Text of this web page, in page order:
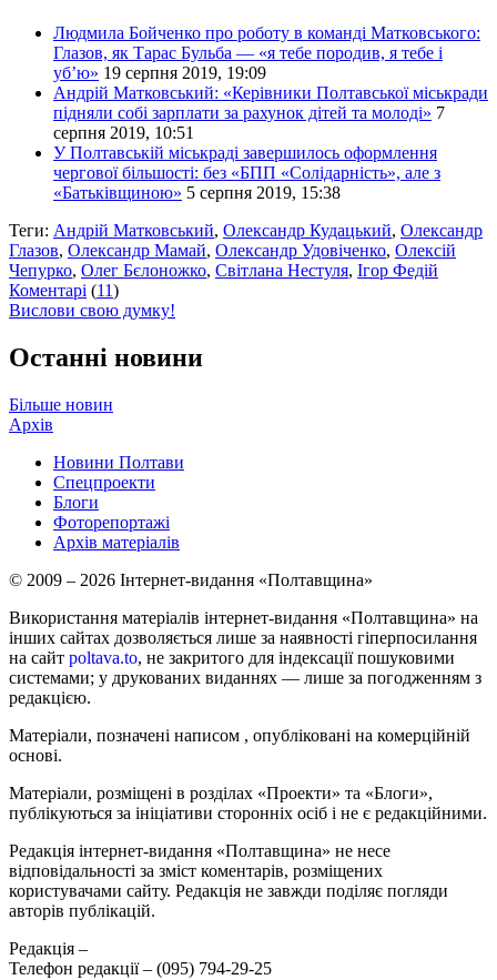
Людмила Бойченко про роботу в команді Матковського:
Глазов, як Тарас Бульба — «я тебе породив, я тебе і
уб’ю» 19 серпня 2019, 19:09
Андрій Матковський: «Керівники Полтавської міськради
підняли собі зарплати за рахунок дітей та молоді» 7
серпня 2019, 10:51
У Полтавській міськраді завершилось оформлення
чергової більшості: без «БПП «Солідарність», але з
«Батьківщиною» 5 серпня 2019, 15:38
Теги: Андрій Матковський, Олександр Кудацький, Олександр
Глазов, Олександр Мамай, Олександр Удовіченко, Олексій
Чепурко, Олег Бєлоножко, Світлана Нестуля, Ігор Федій
Коментарі (11)
Вислови свою думку!
Останні новини
Більше новин
Архів
Новини Полтави
Спецпроекти
Блоги
Фоторепортажі
Архів матеріалів
© 2009 – 2026 Інтернет-видання «Полтавщина»
Використання матеріалів інтернет-видання «Полтавщина» на
інших сайтах дозволяється лише за наявності гіперпосилання
на сайт poltava.to, не закритого для індексації пошуковими
системами; у друкованих виданнях — лише за погодженням з
редакцією.
Матеріали, позначені написом , опубліковані на комерційній
основі.
Матеріали, розміщені в розділах «Проекти» та «Блоги»,
публікуються за ініціативи сторонніх осіб і не є редакційними.
Редакція інтернет-видання «Полтавщина» не несе
відповідальності за зміст коментарів, розміщених
користувачами сайту. Редакція не завжди поділяє погляди
авторів публікацій.
Редакція –
Телефон редакції – (095) 794-29-25